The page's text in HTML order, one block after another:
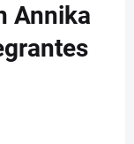
Annika